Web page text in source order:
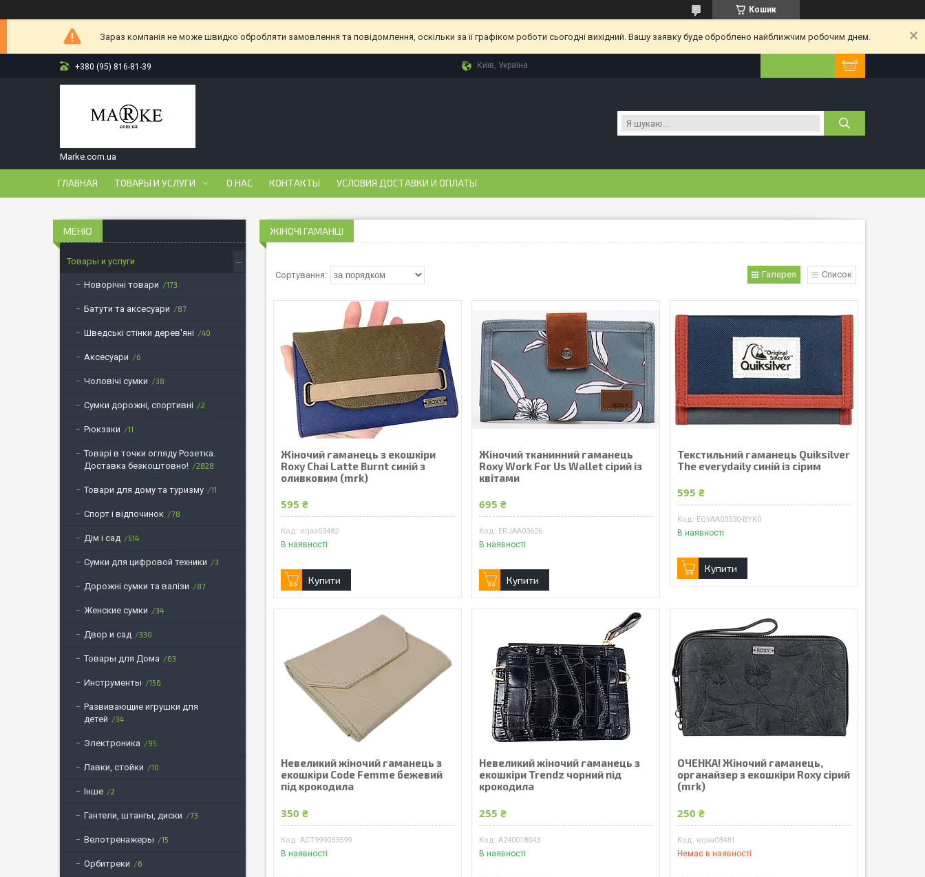
Кошик
Зараз компанія не може швидко обробляти замовлення та повідомлення, оскільки за її графіком роботи сьогодні вихідний. Вашу заявку буде оброблено найближчим робочим днем.
+380 (95) 816-81-39 Київ, Україна
Marke.com.ua
ГЛАВНАЯ ТОВАРЫ И УСЛУГИ О НАС КОНТАКТЫ УСЛОВИЯ ДОСТАВКИ И ОПЛАТЫ
ЖІНОЧІ ГАМАНЦІ
Галерея Список
Жіночий гаманець з екошкіри
Roxy Chai Latte Burnt синій з
оливковим (mrk)
595 ₴
erjaa03482
В наявності
Купити
Жіночий тканинний гаманець
Roxy Work For Us Wallet сірий із
квітами
695 ₴
ERJAA03626
В наявності
Купити
Текстильний гаманець Quiksilver
The everydaily синій із сірим
595 ₴
EQYAA03530-BYK0
В наявності
Купити
Невеликий жіночий гаманець з
екошкіри Code Femme бежевий
під крокодила
350 ₴
ACT999033599
В наявності
Невеликий жіночий гаманець з
екошкіри Trendz чорний під
крокодила
255 ₴
A240018043
В наявності
ОЧЕНКА! Жіночий гаманець,
органайзер з екошкіри Roxy сірий
(mrk)
250 ₴
erjaa03481
Немає в наявності
Товары и услуги
Новорічні товари 173
Батути та аксесуари 87
Шведські стінки дерев'яні 40
Аксесуари 6
Чоловічі сумки 38
Сумки дорожні, спортивні 2
Рюкзаки 11
Товарі в точки огляду Розетка.
Доставка безкоштовно!
2828
Товари для дому та туризму 11
Спорт і відпочинок 78
Дім і сад 514
Сумки для цифровой техники 3
Дорожні сумки та валізи 87
Женские сумки 34
Двор и сад 330
Товары для Дома 63
Инструменты 156
Развивающие игрушки для
детей
34
Электроника 95
Лавки, стойки 10
Інше 2
Гантели, штангы, диски 73
Велотренажеры 15
Орбитреки 6